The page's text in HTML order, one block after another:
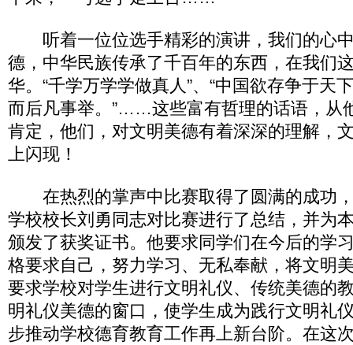
听着一位位选手精彩的演讲，我们的心
德，中华民族传承了千百年的东西，在我们
华。“千学万学学做真人”、“中国欲存争于天
而后凡事举。”……这些富有哲理的话语，从
肯定，他们，对文明美德有着深深的理解，
上闪现！
在热烈的掌声中比赛取得了圆满的成功
学校校长刘勇同志对比赛进行了总结，并为
颁发了获奖证书。他要求同学们在今后的学
格要求自己，努力学习、无私奉献，将文明
要求学校对学生进行文明礼仪、传统美德的
明礼仪美德的窗口，使学生成为践行文明礼
步推动学校德育教育工作再上新台阶。在这